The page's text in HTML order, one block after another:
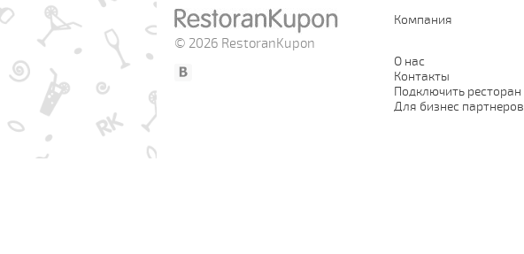
© 2026 RestoranKupon
Компания
О нас
Контакты
Подключить ресторан
Для бизнес партнеров